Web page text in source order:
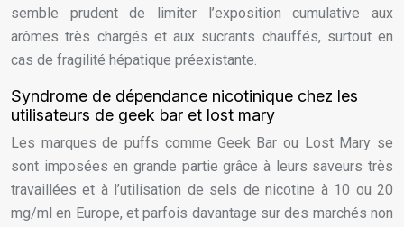
semble prudent de limiter l’exposition cumulative aux
arômes très chargés et aux sucrants chauffés, surtout en
cas de fragilité hépatique préexistante.
Syndrome de dépendance nicotinique chez les
utilisateurs de geek bar et lost mary
Les marques de puffs comme Geek Bar ou Lost Mary se
sont imposées en grande partie grâce à leurs saveurs très
travaillées et à l’utilisation de sels de nicotine à 10 ou 20
mg/ml en Europe, et parfois davantage sur des marchés non